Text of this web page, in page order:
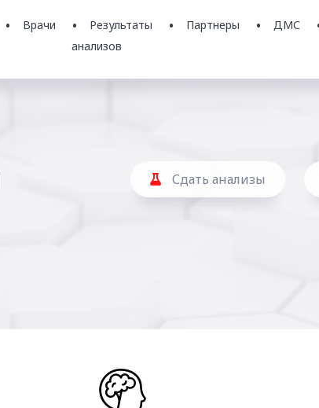
Врачи
Результаты
анализов
Партнеры ДМС
Сдать анализы